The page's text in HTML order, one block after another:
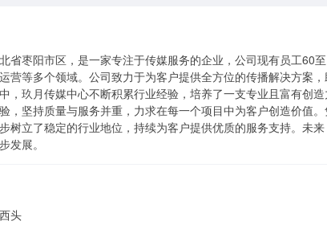
省枣阳市区，是一家专注于传媒服务的企业，公司现有员工60
营等多个领域。公司致力于为客户提供全方位的传播解决方案
，玖月传媒中心不断积累行业经验，培养了一支专业且富有创
，坚持质量与服务并重，力求在每一个项目中为客户创造价值
树立了稳定的行业地位，持续为客户提供优质的服务支持。未
发展。
头